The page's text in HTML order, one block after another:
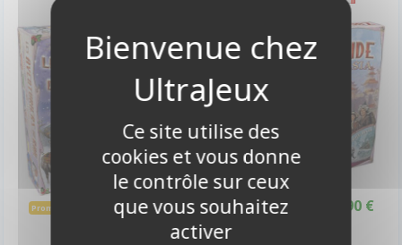
-10%
Promo -10% 44,50 € 39,90 €
Indisponible
-10%
Promo -10% 28,90 €
Ce site utilise des
cookies et vous donne
le contrôle sur ceux
que vous souhaitez
activer